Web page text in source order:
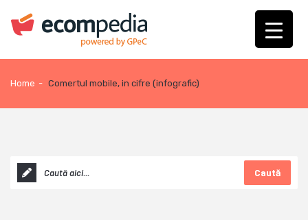
Home - Comertul mobile, in cifre (infografic)
Caută